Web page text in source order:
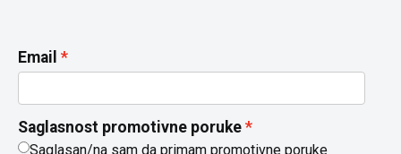
Email
Saglasnost promotivne poruke
Saglasan/na sam da primam promotivne poruke